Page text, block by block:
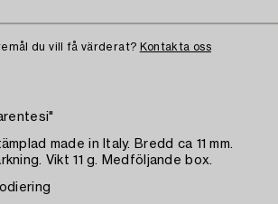
du vill få värderat? Kontakta oss
made in Italy. Bredd ca 11 mm.
Vikt 11 g. Medföljande box.